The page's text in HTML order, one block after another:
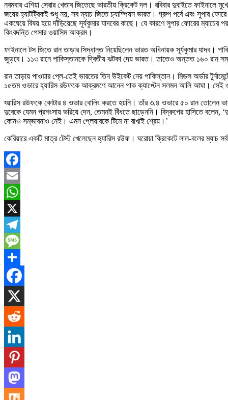
নবমবার এশিয়া সেরার খেতাব জিতেছে ভারতীয় ক্রিকেট দল। রবিবার দুবাইতে ফাইনালে
জয়ের হ্যাটট্রিকই শুধু নয়, সব ম্যাচ জিতে চ্যাম্পিয়ন ভারত। গ্রুপ পর্বে এবং সুপার ফোরে
একঘেয়ে বিষয় হয়ে দাঁড়িয়েছে সূর্যকুমার যাদবের কাছে। যে কারণে সুপার ফোরের ম্যাচের
কিংবদন্তি পেসার ওয়াসিম আক্রম।
ফাইনালে টস জিতে রান তাড়ার সিদ্ধান্ত নিয়েছিলেন ভারত অধিনায়ক সূর্যকুমার
জুড়বে। ১১৩ রানে পাকিস্তানকে দ্বিতীয় ঝটকা দেয় ভারত। তাতেও অন্তত ১৬০ রান
রান তাড়ায় পাওয়ার প্লে-তেই ভারতের তিন উইকেট নেয় পাকিস্তান। মিডল অর্ডার
১৫তম ওভারে হ্যারিস রউফকে আক্রমণে আনেন পাক ক্যাপ্টেন সলমন আলি আঘা। সেই
হ্য়ারিস রউফকে কোটার ৪ ওভার বোলিং করতে হয়নি। তাঁর ৩.৪ ওভারে ৫০ রান তোলেন
দুবেকে যেমন প্রশংসায় ভরিয়ে দেন, তেমনই বিঁধতে ছাড়েননি। বিদ্রুপের হাসিতে
কোনও সম্ভাবনাও নেই। এমন প্লেয়ারকে টিমে না রাখাই শ্রেয়।’
কেরিয়ারে একটি মাত্র টেস্ট খেলেছেন হ্যারিস রউফ। ঘরোয়া ক্রিকেটে লাল-বলের
Facebook
Email
WhatsApp
X
Telegram
Message
Share